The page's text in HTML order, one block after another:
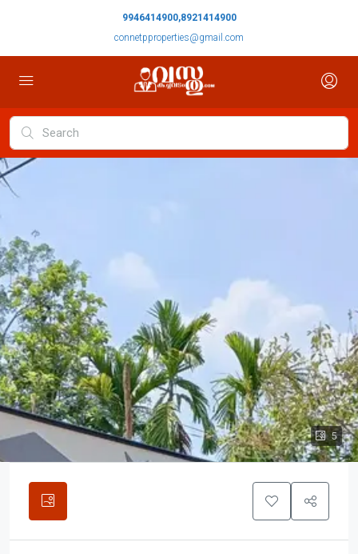
9946414900,8921414900
connetpproperties@gmail.com
5